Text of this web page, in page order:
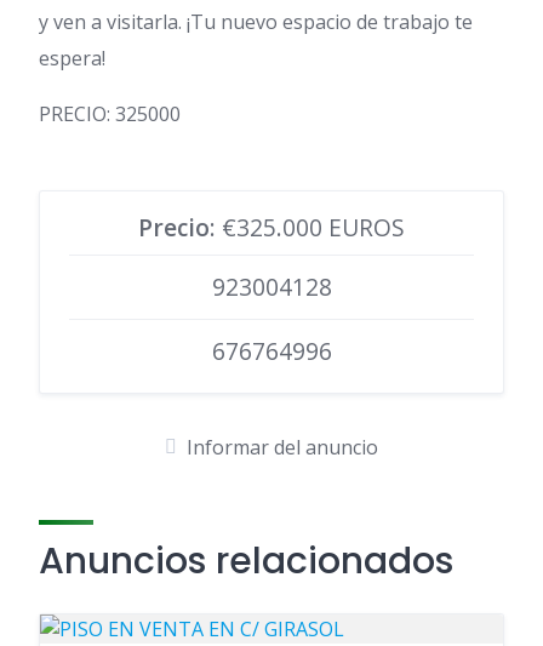
y ven a visitarla. ¡Tu nuevo espacio de trabajo te
espera!
PRECIO: 325000
Precio: €325.000 EUROS
923004128
676764996
Informar del anuncio
Anuncios relacionados